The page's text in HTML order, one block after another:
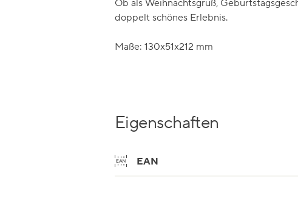
Ob als Weihnachtsgruß,
doppelt schönes Erlebnis.
Maße: 130x51x212 mm
Eigenschaften
EAN